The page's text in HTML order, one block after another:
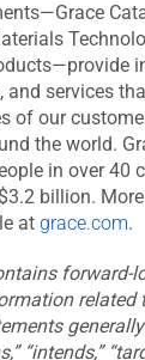
and services
of our
the world.
in over 40
billion.
at grace.com.
forward-
related
“intends,”